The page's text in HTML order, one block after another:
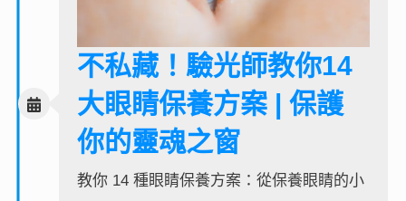
不私藏！驗光師教你14
大眼睛保養方案 | 保護
你的靈魂之窗
教你 14 種眼睛保養方案：從保養眼睛的小